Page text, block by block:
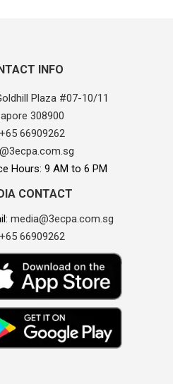
INFO
Plaza #07-10/11
308900
+65 66909262
Hours: 9 AM to 6 PM
CONTACT
media@3ecpa.com.sg
+65 66909262